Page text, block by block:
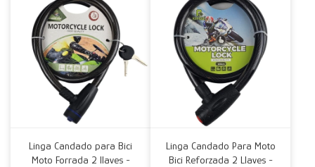
Linga Candado para Bici
Moto Forrada 2 llaves -
Linga Candado Para Moto
Bici Reforzada 2 Llaves -